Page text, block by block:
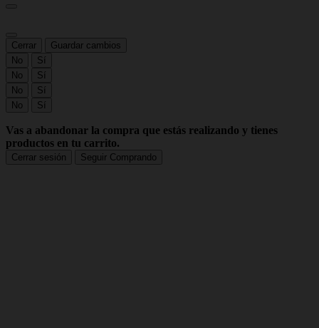
Cerrar
Guardar cambios
No
Sí
No
Sí
No
Sí
No
Sí
Vas a abandonar la compra que estás realizando y tienes
productos en tu carrito.
Cerrar sesión Seguir Comprando